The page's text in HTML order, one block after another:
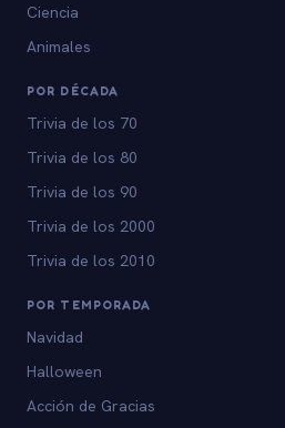
Ciencia
Animales
POR DÉCADA
Trivia de los 70
Trivia de los 80
Trivia de los 90
Trivia de los 2000
Trivia de los 2010
POR TEMPORADA
Navidad
Halloween
Acción de Gracias